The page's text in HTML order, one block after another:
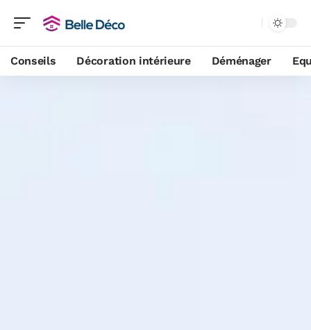
Conseils Décoration intérieure Déménager